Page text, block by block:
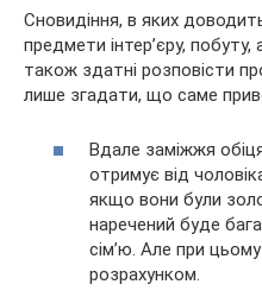
Сновидіння, в яких
предмети інтер’єру,
також здатні розповісти
лише згадати, що саме
Вдале заміжжя
отримує від
якщо вони були
наречений буде
сім’ю. Але при
розрахунком.